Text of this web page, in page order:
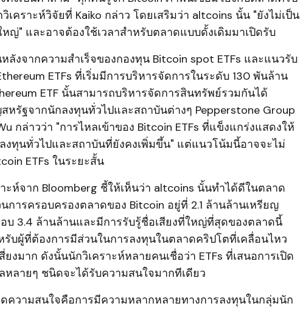
เคราะห์วิจัยที่ Kaiko กล่าว โดยเสริมว่า altcoins นั้น "ยังไม่เป็น
ญ่" และอาจต้องใช้เวลาสำหรับตลาดแบบดั้งเดิมมาเปิดรับ
ลังจากความสำเร็จของกองทุน Bitcoin spot ETFs และแนวรับ
ETFs ที่เริ่มมีการบริหารจัดการในระดับ 130 พันล้าน
ETF นั้นสามารถบริหารจัดการสินทรัพย์รวมกันได้
หรัฐจากนักลงทุนทั่วไปและสถาบันต่างๆ Pepperstone Group
กล่าวว่า "การไหลเข้าของ Bitcoin ETFs ที่แข็งแกร่งแสดงให้
งทุนทั่วไปและสถาบันที่ยังคงเพิ่มขึ้น" แต่แนวโน้มนี้อาจจะไม่
ETFs ในระยะสั้น
ะห์จาก Bloomberg ชี้ให้เห็นว่า altcoins นั้นทำได้ดีในตลาด
ารครอบครองตลาดของ Bitcoin อยู่ที่ 2.1 ล้านล้านเหรียญ
บ 3.4 ล้านล้านและมีการรับรู้ชื่อเสียงที่ใหญ่ที่สุดของตลาดนี้
รับผู้ที่ต้องการมีส่วนในการลงทุนในตลาดคริปโตที่เคลื่อนไหว
ยงมาก ดังนั้นนักวิเคราะห์หลายคนเชื่อว่า ETFs ที่เสนอการเปิด
หลายๆ ชนิดจะได้รับความสนใจมากทีเดียว
ความสนใจคือการมีความหลากหลายทางการลงทุนในกลุ่มนัก